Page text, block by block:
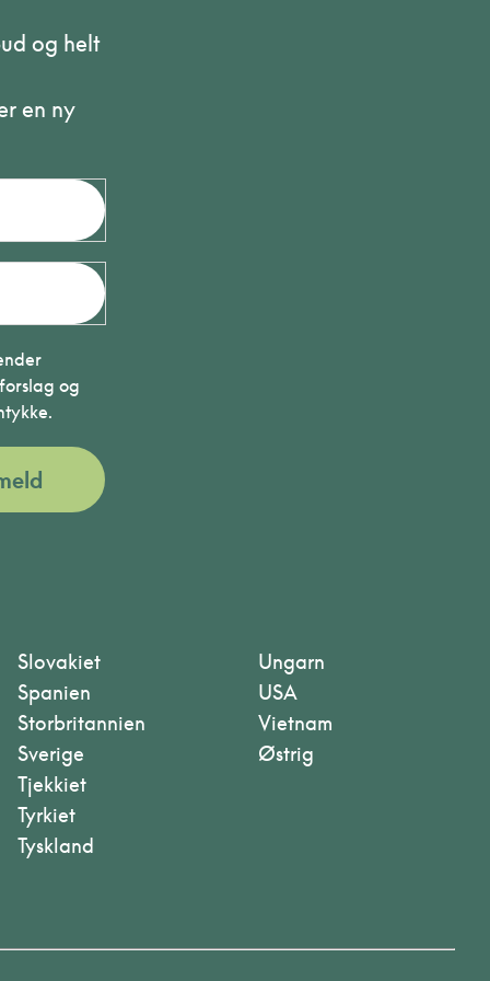
og helt
en ny
og
Slovakiet
Spanien
Storbritannien
Sverige
Tjekkiet
Tyrkiet
Tyskland
Ungarn
USA
Vietnam
Østrig